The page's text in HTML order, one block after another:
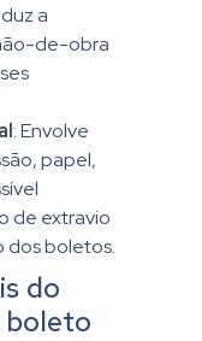
a
de-obra
: Envolve
papel,
de extravio
dos boletos.
do
boleto